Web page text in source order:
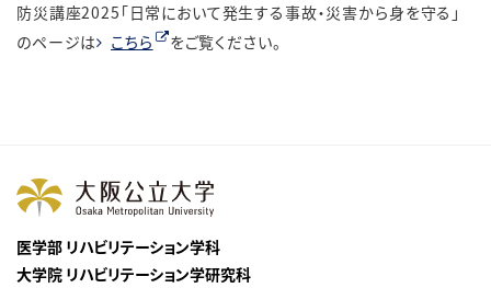
防災講座2025「日常において発生する事故・災害から身を守る」
のページは
こちら をご覧ください。
医学部 リハビリテーション学科
大学院 リハビリテーション学研究科